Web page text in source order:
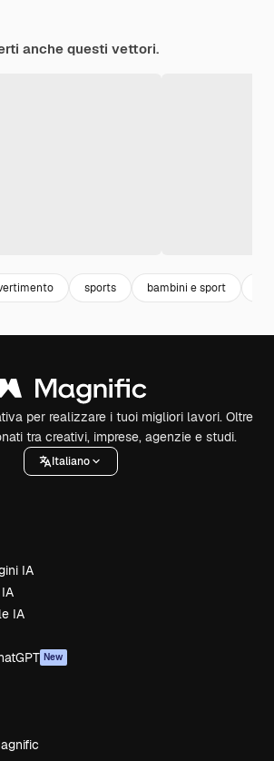
anche questi vettori.
sports bambini e sport
per realizzare i tuoi migliori lavori. Oltre
tra creativi, imprese, agenzie e studi.
Italiano
IA
IA
New